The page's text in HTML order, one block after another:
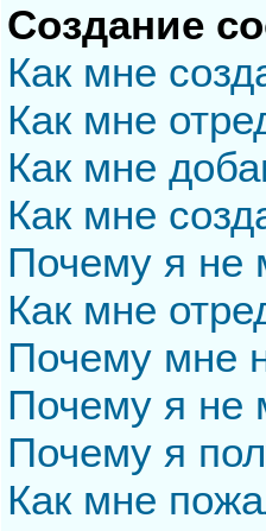
Создание
Как мне
Как мне
Как мне
Как мне
Почему я не
Как мне
Почему мне
Почему я не
Почему я
Как мне